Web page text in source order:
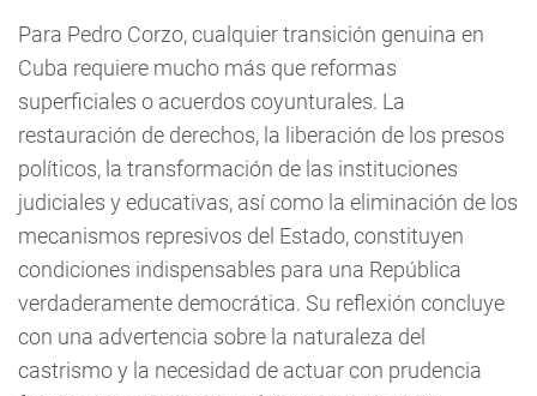
Para Pedro Corzo, cualquier transición genuina en
Cuba requiere mucho más que reformas
superficiales o acuerdos coyunturales. La
restauración de derechos, la liberación de los presos
políticos, la transformación de las instituciones
judiciales y educativas, así como la eliminación de los
mecanismos represivos del Estado, constituyen
condiciones indispensables para una República
verdaderamente democrática. Su reflexión concluye
con una advertencia sobre la naturaleza del
castrismo y la necesidad de actuar con prudencia